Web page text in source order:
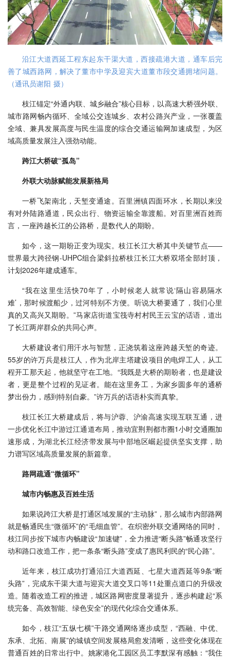
沿江大道西延工程东起东干渠大道，西接疏港大道，通车后完
善了城西路网，解决了董市中学及迎宾大道董市段交通拥堵问题。
（通讯员谢阳 摄）
枝江锚定“外通内联、城乡融合”核心目标，以高速大桥强外联、
城市路网畅内循环、全域公交连城乡、农村公路兴产业，一张覆盖
全域、兼具发展高度与民生温度的综合交通运输网加速成型，为区
域高质量发展注入强劲动能。
跨江大桥破“孤岛”
外联大动脉赋能发展新格局
一桥飞架南北，天堑变通途。百里洲镇四面环水，长期以来没
有对外陆路通道，民众出行、物资运输全靠渡船。对百里洲百姓而
言，一座跨越长江的公路桥，是数代人的期盼。
如今，这一期盼正变为现实。枝江长江大桥其中关键节点——
世界最大跨径钢-UHPC组合梁斜拉桥枝江长江大桥双塔全部封顶，
计划2026年建成通车。
“我在这里生活快70年了，小时候老人就常说‘隔山容易隔水
难’，那时候渡船少，过河特别不方便。听说大桥要通了，我们心里
真的又高兴又期盼。”马家店街道宝筏寺村村民王云宝的话语，道出
了长江两岸群众的共同心声。
大桥建设者们用汗水与智慧，正浇筑着这座跨越天堑的奇迹。
55岁的许万兵是枝江人，作为北岸主塔建设项目的电焊工人，从工
程开工那天起，他就坚守在工地。“我既是大桥的期盼者，也是建设
者，更是整个过程的见证者。能在这里务工，为家乡圆多年的通桥
梦出份力，感到特别自豪。”许万兵的话语朴实而真挚。
枝江长江大桥建成后，将与沪蓉、沪渝高速实现互联互通，进
一步优化长江中游过江通道布局，推动宜荆荆都市圈1小时交通圈加
速形成，为湖北长江经济带发展与中部地区崛起提供坚实支撑，助
力谱写区域高质量发展的新篇章。
路网疏通“微循环”
城市内畅惠及百姓生活
如果说跨江大桥是打通区域发展的“主动脉”，那么城市内部路网
就是畅通民生“微循环”的“毛细血管”。在织密外联交通网络的同时，
枝江同步按下城市内畅建设“加速键”，全力推进“断头路”畅通攻坚行
动和路口改造工作，把一条条“断头路”变成了惠民利民的“民心路”。
近年来，枝江成功打通沿江大道西延、七星大道西延等9条“断
头路”，完成东干渠大道与迎宾大道交叉口等11处重点道口的升级改
造。随着改造工程的推进，城区路网密度显著提升，逐步构建起“系
统完备、高效智能、绿色安全”的现代化综合交通体系。
如今，枝江“五纵七横”干路交通网络逐步成型，“西融、中优、
东承、北拓、南展”的城镇空间发展格局愈发清晰，这些变化体现在
普通百姓的日常出行中。姚家港化工园区员工李默深有感触：“我住